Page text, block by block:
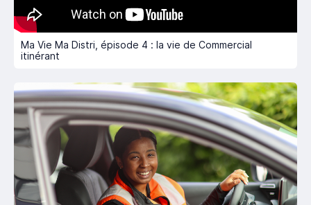
Ma Vie Ma Distri, épisode 4 : la vie de Commercial
itinérant